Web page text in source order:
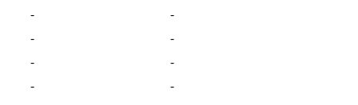
-
-
-
-
-
-
-
-